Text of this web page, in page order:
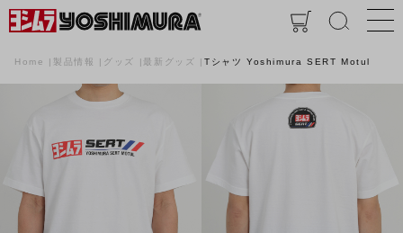
Home 製品情報 グッズ 最新グッズ Tシャツ Yoshimura SERT Motul